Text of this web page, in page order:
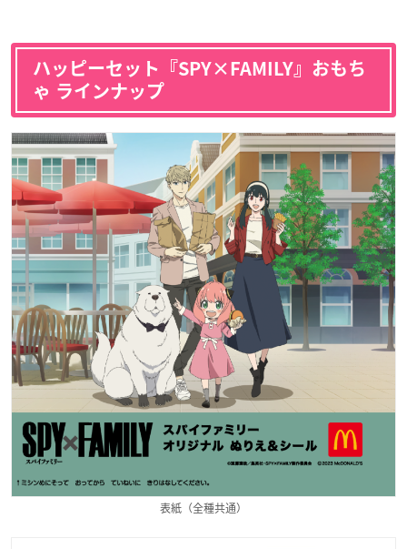
ハッピーセット『SPY×FAMILY』おもち
ゃ ラインナップ
表紙（全種共通）